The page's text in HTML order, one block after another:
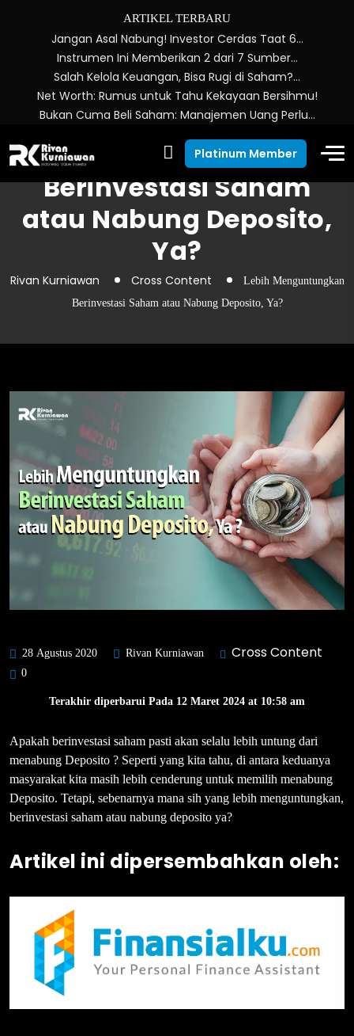
ARTIKEL TERBARU
Jangan Asal Nabung! Investor Cerdas Taat 6…
Instrumen Ini Memberikan 2 dari 7 Sumber…
Salah Kelola Keuangan, Bisa Rugi di Saham?…
Net Worth: Rumus untuk Tahu Kekayaan Bersihmu!
Bukan Cuma Beli Saham: Manajemen Uang Perlu…
Platinum Member
Lebih Menguntungkan
Berinvestasi Saham
atau Nabung Deposito,
Ya?
Rivan Kurniawan Cross Content
Lebih Menguntungkan
Berinvestasi Saham atau Nabung Deposito, Ya?
28 Agustus 2020 Rivan Kurniawan Cross Content
0
Terakhir diperbarui Pada 12 Maret 2024 at 10:58 am
Apakah berinvestasi saham pasti akan selalu lebih untung dari
menabung Deposito ? Seperti yang kita tahu, di antara keduanya
masyarakat kita masih lebih cenderung untuk memilih menabung
Deposito. Tetapi, sebenarnya mana sih yang lebih menguntungkan,
berinvestasi saham atau nabung deposito ya?
Artikel ini dipersembahkan oleh: